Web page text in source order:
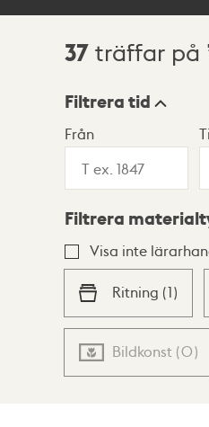
Sökresultat
37 träffar på
Visningsläge
Lista Karta
Filtrera tid
Från
Filtrera
Visa inte
Ritning (1)
Bildkonst (0)